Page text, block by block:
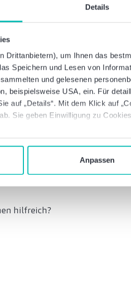
Details
Drittanbietern), um Ihnen das
Speichern und Lesen von
und gelesenen
beispielsweise USA, ein. Für
auf „Details“. Mit dem Klick auf
Sie geben Einwilligung zu
Anpassen
Umsatz von rund 20
sowie eine nachhaltige
Jetzt
hilfreich?